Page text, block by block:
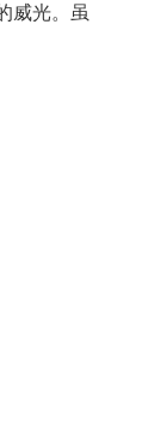
威光。虽